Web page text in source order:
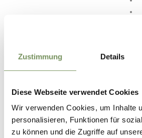
Zustimmung Details
Diese Webseite verwendet Cookies
Wir verwenden Cookies, um Inhalte
personalisieren, Funktionen für
zu können und die Zugriffe auf
39020